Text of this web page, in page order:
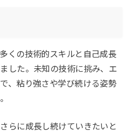
くの技術的スキルと自己成長
した。未知の技術に挑み、エ
、粘り強さや学び続ける姿勢
らに成長し続けていきたいと